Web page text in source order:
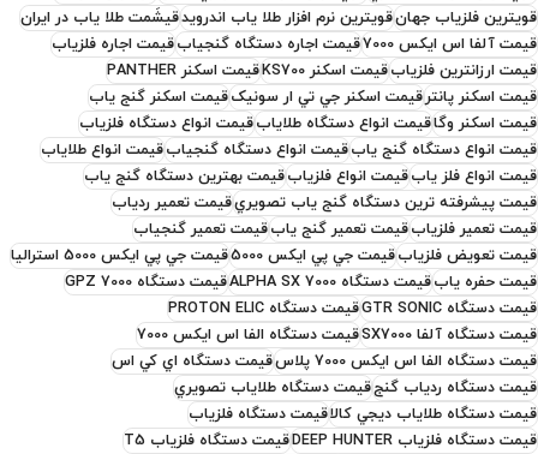
قويترين فلزياب جهانقويترين نرم افزار طلا ياب اندرويدقيشَمت طلا ياب در ايران
قيمت آلفا اس ايکس 7000
قيمت اجاره دستگاه گنجيابقيمت اجاره فلزياب
قيمت ارزانترين فلزيابقيمت اسکنر KS700
قيمت اسکنر PANTHER
قيمت اسکنر پانترقيمت اسکنر جي تي ار سونيکقيمت اسکنر گنج ياب
قيمت اسکنر وگاقيمت انواع دستگاه طلايابقيمت انواع دستگاه فلزياب
قيمت انواع دستگاه گنج يابقيمت انواع دستگاه گنجيابقيمت انواع طلاياب
قيمت انواع فلز يابقيمت انواع فلزيابقيمت بهترين دستگاه گنج ياب
قيمت پيشرفته ترين دستگاه گنج ياب تصويريقيمت تعمير ردياب
قيمت تعمير فلزيابقيمت تعمير گنج يابقيمت تعمير گنجياب
قيمت تعويض فلزيابقيمت جي پي ايکس 5000
قيمت جي پي ايکس 5000 استراليا
قيمت حفره يابقيمت دستگاه ALPHA SX 7000
قيمت دستگاه GPZ 7000
قيمت دستگاه GTR SONIC
قيمت دستگاه PROTON ELIC
قيمت دستگاه آلفا SX7000
قيمت دستگاه الفا اس ايکس 7000
قيمت دستگاه الفا اس ايکس 7000 پلاس
قيمت دستگاه اي کي اس
قيمت دستگاه ردياب گنجقيمت دستگاه طلاياب تصويري
قيمت دستگاه طلاياب ديجي کالاقيمت دستگاه فلزياب
قيمت دستگاه فلزياب DEEP HUNTER
قيمت دستگاه فلزياب T5